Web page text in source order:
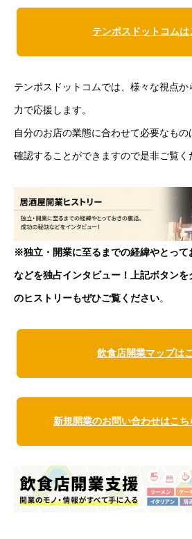
テンポスドットコムは
テンポスドットコムでは、様々な視点
力で応援します。
自分のお店の業態に合わせて必要なも
確認することができますので是非ご覧く
※独立・開業に至るまでの経緯やとって
などを独占インタビュー！上記ボタン
のヒストリーもぜひご覧ください。
飲食店開業マップは
新規開業のお問い合わせはこち